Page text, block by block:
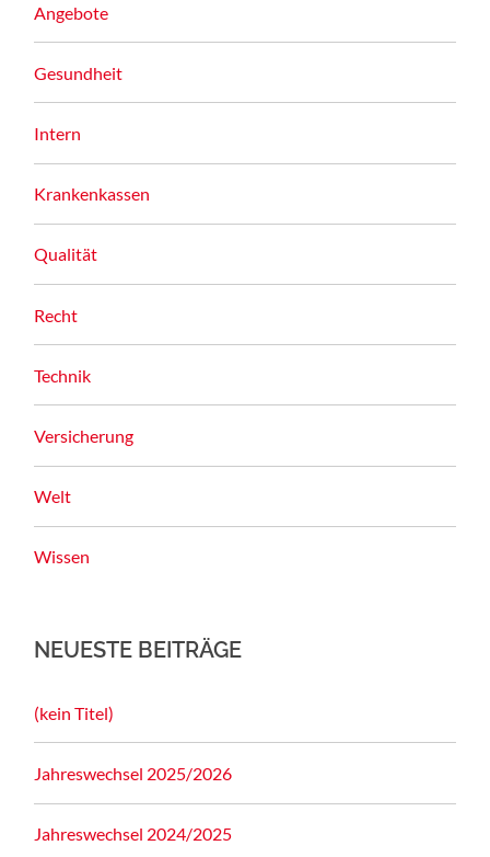
Angebote
Gesundheit
Intern
Krankenkassen
Qualität
Recht
Technik
Versicherung
Welt
Wissen
NEUESTE BEITRÄGE
(kein Titel)
Jahreswechsel 2025/2026
Jahreswechsel 2024/2025